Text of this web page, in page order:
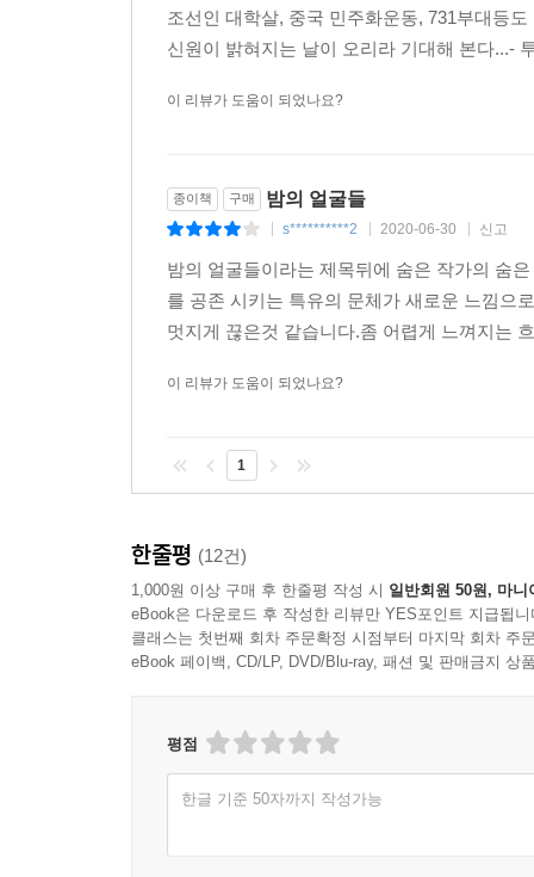
어느 날 인기 없는 모멘트를 우연히 체험하게
떨림을 찾기 위해 ‘언니’의 모멘트를 체험하기
경계 너머의 목소리를 듣기 위해, 기꺼이 경계를
황모과는 일본에서 15년간 거주하면서 이방인
그러한 소외감은 국경의 바깥쪽에서 안쪽으로
우정을 다루는 「투명 러너」와 정신병동에 갇
이와 같이 황모과가 가지고 있는 ‘경계자’로서
소외당하여온 사람들이 발생한다. 지금까지의
것처럼 보인다. 그러나 황모과의 소설이 보여주
우리가 진정으로 ‘우리’일 수 있는 시간이 점점 다
이처럼 역사 문제, 세대 간 갈등, 국가 간 갈등과
기대해마지 않는다. 우리를 위로해줄 SF의 새 얼
조선인 대학살, 중국 민주화운동, 731부대등
신원이 밝혀지는 날이 오리라 기대해 본다...-
이 리뷰가 도움이 되었나요?
종이책 구매 밤의 얼굴들
s**********2 2020-06-30 신고
밤의 얼굴들이라는 제목뒤에 숨은 작가의 숨
를 공존 시키는 특유의 문체가 새로운 느낌으
멋지게 끊은것 같습니다.좀 어렵게 느껴지는
이 리뷰가 도움이 되었나요?
1
한줄평 (12건)
1,000원 이상 구매 후 한줄평 작성 시 일반회원 50원, 마니
eBook은 다운로드 후 작성한 리뷰만 YES포인트 지급됩니
클래스는 첫번째 회차 주문확정 시점부터 마지막 회차 주
eBook 페이백, CD/LP, DVD/Blu-ray, 패션 및 판매금지 상
평점
한글 기준 50자까지 작성가능